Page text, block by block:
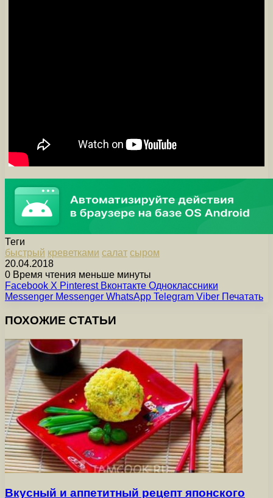
Теги
быстрый креветками салат сыром
20.04.2018
0 Время чтения меньше минуты
Facebook X Pinterest Вконтакте Одноклассники
Messenger Messenger WhatsApp Telegram Viber Печатать
ПОХОЖИЕ СТАТЬИ
Вкусный и аппетитный рецепт японского